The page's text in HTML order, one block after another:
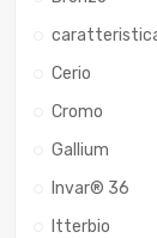
Cerio
Cromo
Gallium
Invar® 36
Itterbio